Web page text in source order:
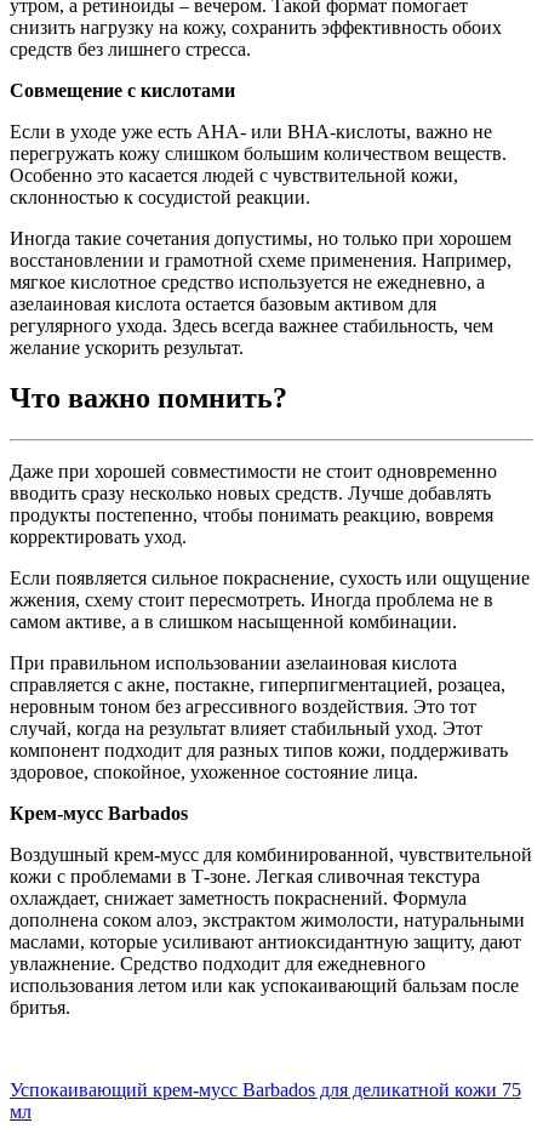
утром, а ретиноиды – вечером. Такой формат помогает
снизить нагрузку на кожу, сохранить эффективность обоих
средств без лишнего стресса.
Совмещение с кислотами
Если в уходе уже есть AHA- или BHA-кислоты, важно не
перегружать кожу слишком большим количеством веществ.
Особенно это касается людей с чувствительной кожи,
склонностью к сосудистой реакции.
Иногда такие сочетания допустимы, но только при хорошем
восстановлении и грамотной схеме применения. Например,
мягкое кислотное средство используется не ежедневно, а
азелаиновая кислота остается базовым активом для
регулярного ухода. Здесь всегда важнее стабильность, чем
желание ускорить результат.
Что важно помнить?
Даже при хорошей совместимости не стоит одновременно
вводить сразу несколько новых средств. Лучше добавлять
продукты постепенно, чтобы понимать реакцию, вовремя
корректировать уход.
Если появляется сильное покраснение, сухость или ощущение
жжения, схему стоит пересмотреть. Иногда проблема не в
самом активе, а в слишком насыщенной комбинации.
При правильном использовании азелаиновая кислота
справляется с акне, постакне, гиперпигментацией, розацеа,
неровным тоном без агрессивного воздействия. Это тот
случай, когда на результат влияет стабильный уход. Этот
компонент подходит для разных типов кожи, поддерживать
здоровое, спокойное, ухоженное состояние лица.
Крем-мусс Barbados
Воздушный крем-мусс для комбинированной, чувствительной
кожи с проблемами в Т-зоне. Легкая сливочная текстура
охлаждает, снижает заметность покраснений. Формула
дополнена соком алоэ, экстрактом жимолости, натуральными
маслами, которые усиливают антиоксидантную защиту, дают
увлажнение. Средство подходит для ежедневного
использования летом или как успокаивающий бальзам после
бритья.
Успокаивающий крем-мусс Barbados для деликатной кожи 75
мл